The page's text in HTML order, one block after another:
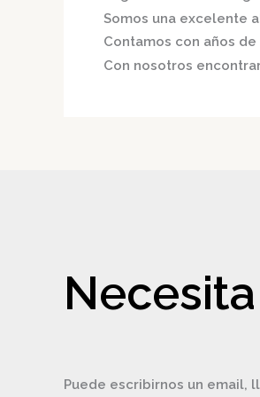
Somos una excelente
Contamos con años
Con nosotros
Puede escribirnos un email,